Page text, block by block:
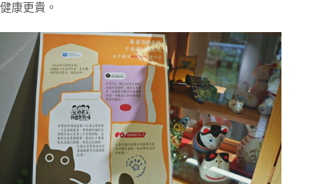
健康更貴。